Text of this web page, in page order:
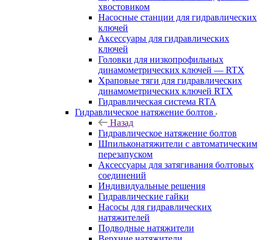
хвостовиком
Насосные станции для гидравлических
ключей
Аксессуары для гидравлических
ключей
Головки для низкопрофильных
динамометрических ключей — RTX
Храповые тяги для гидравлических
динамометрических ключей RTX
Гидравлическая система RTA
Гидравлическое натяжение болтов
Назад
Гидравлическое натяжение болтов
Шпильконатяжители с автоматическим
перезапуском
Аксессуары для затягивания болтовых
соединений
Индивидуальные решения
Гидравлические гайки
Насосы для гидравлических
натяжителей
Подводные натяжители